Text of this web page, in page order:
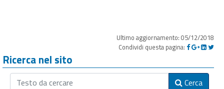
Ultimo aggiornamento: 05/12/2018
Condividi questa pagina:
Ricerca nel sito
Cerca